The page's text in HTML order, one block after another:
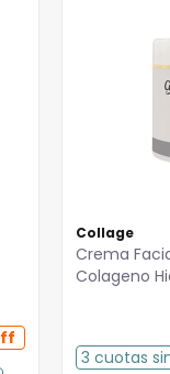
Collage
Crema
Colageno
3 cuotas